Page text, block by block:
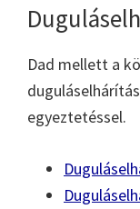
Dad mellett a
egyeztetéssel.